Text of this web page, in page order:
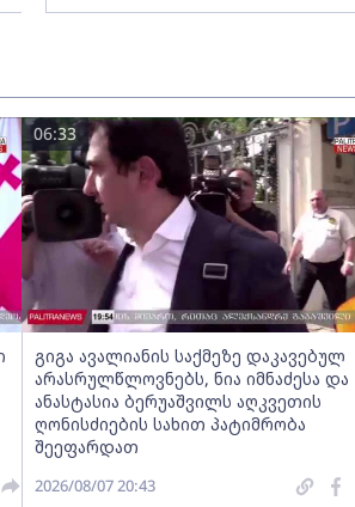
გიგა ავალიანის საქმეზე დაკავებულ
არასრულწლოვნებს, ნია იმნაძესა და
ანასტასია ბერუაშვილს აღკვეთის
ღონისძიების სახით პატიმრობა
შეეფარდათ
06:33
2026/08/07 20:43